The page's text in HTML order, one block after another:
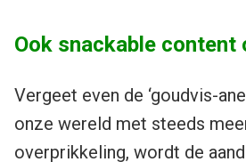
Ook snackable content
Vergeet even de ‘goudvis-
onze wereld met steeds
overprikkeling, wordt de